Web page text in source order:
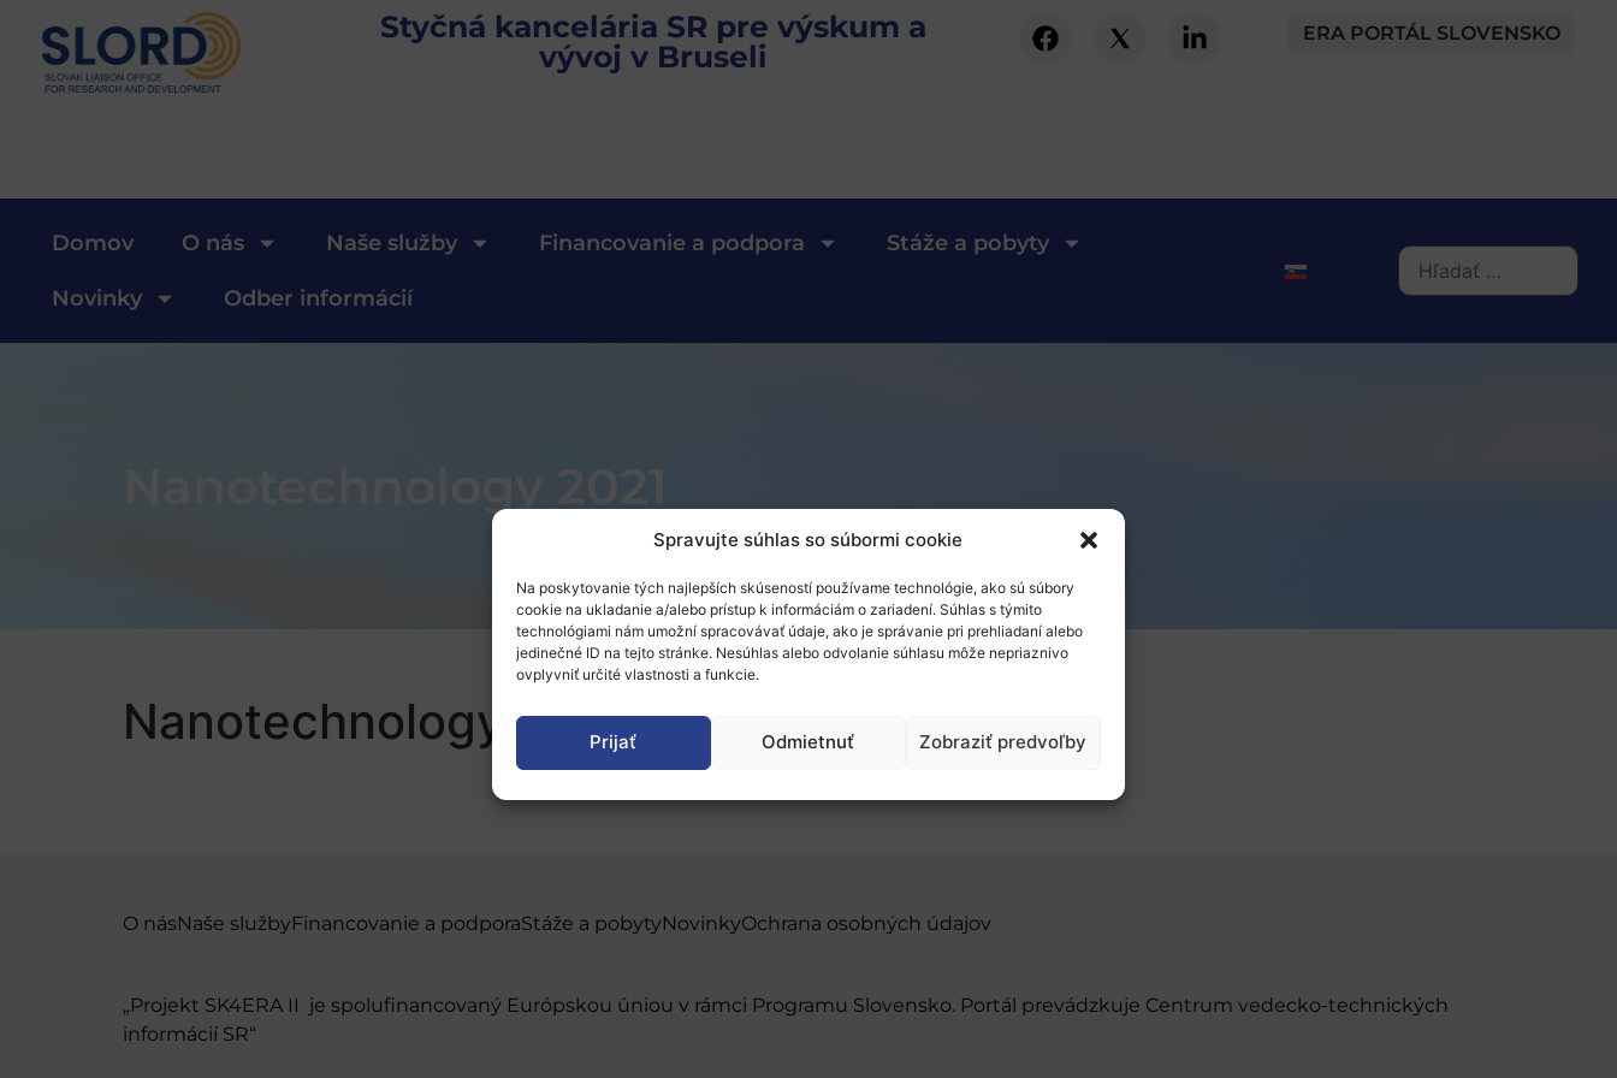
Spravujte súhlas so súbormi cookie
Na poskytovanie tých najlepších skúseností používame technológie, ako sú súbory
cookie na ukladanie a/alebo prístup k informáciám o zariadení. Súhlas s týmito
technológiami nám umožní spracovávať údaje, ako je správanie pri prehliadaní alebo
jedinečné ID na tejto stránke. Nesúhlas alebo odvolanie súhlasu môže nepriaznivo
ovplyvniť určité vlastnosti a funkcie.
Prijať Odmietnuť Zobraziť predvoľby
Styčná kancelária SR pre výskum a
vývoj v Bruseli
ERA PORTÁL SLOVENSKO
Domov O nás Naše služby Financovanie a podpora Stáže a pobyty
Novinky Odber informácií
Nanotechnology 2021
O násNaše službyFinancovanie a podporaStáže a pobytyNovinkyOchrana osobných údajov
„Projekt SK4ERA II je spolufinancovaný Európskou úniou v rámci Programu Slovensko. Portál prevádzkuje Centrum vedecko-technických
informácií SR“